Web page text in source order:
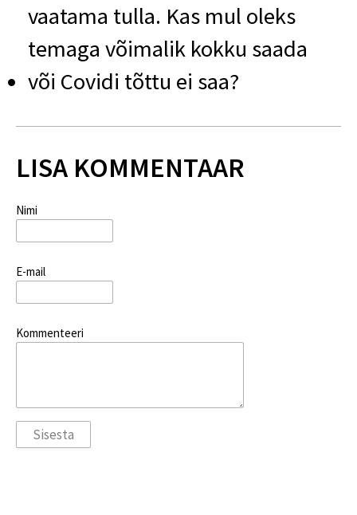
vaatama tulla. Kas mul oleks
temaga võimalik kokku saada
või Covidi tõttu ei saa?
LISA KOMMENTAAR
Nimi
E-mail
Kommenteeri